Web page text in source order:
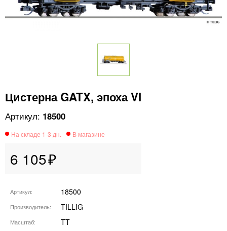
Цистерна GATX, эпоха VI
18500
6 105
Артикул 18500
Производитель TILLIG
Масштаб TT